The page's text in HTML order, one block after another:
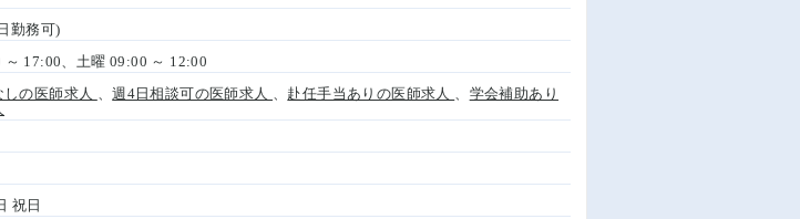
勤務可)
～ 17:00、土曜 09:00 ～ 12:00
の医師求人 、週4日相談可の医師求人 、 赴任手当ありの医師求人 、 学会補助あり
祝日